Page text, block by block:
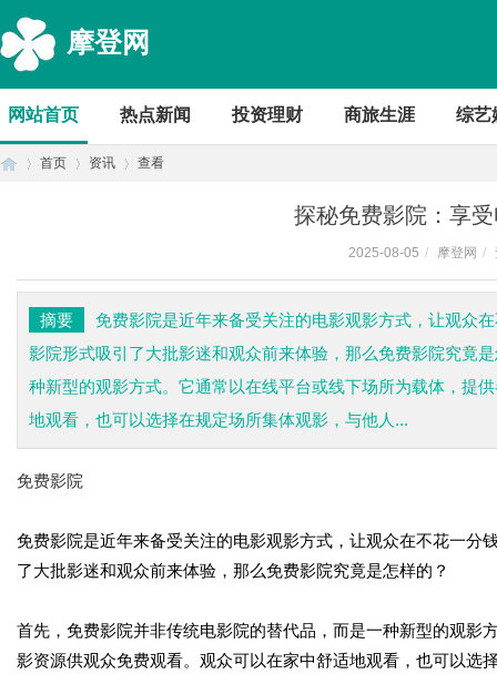
摩登网
网站首页 热点新闻 投资理财 商旅生涯 综艺
首页 资讯 查看
探秘免费影院：享
2025-08-05 / 摩登网 /
摘要
免费影院是近年来备受关注的电影观影方式，让观众
影院形式吸引了大批影迷和观众前来体验，那么免费影院究竟
种新型的观影方式。它通常以在线平台或线下场所为载体，提
地观看，也可以选择在规定场所集体观影，与他人...
免费影院
免费影院是近年来备受关注的电影观影方式，让观众在不花一分
了大批影迷和观众前来体验，那么免费影院究竟是怎样的？
首先，免费影院并非传统电影院的替代品，而是一种新型的观影
影资源供观众免费观看。观众可以在家中舒适地观看，也可以选